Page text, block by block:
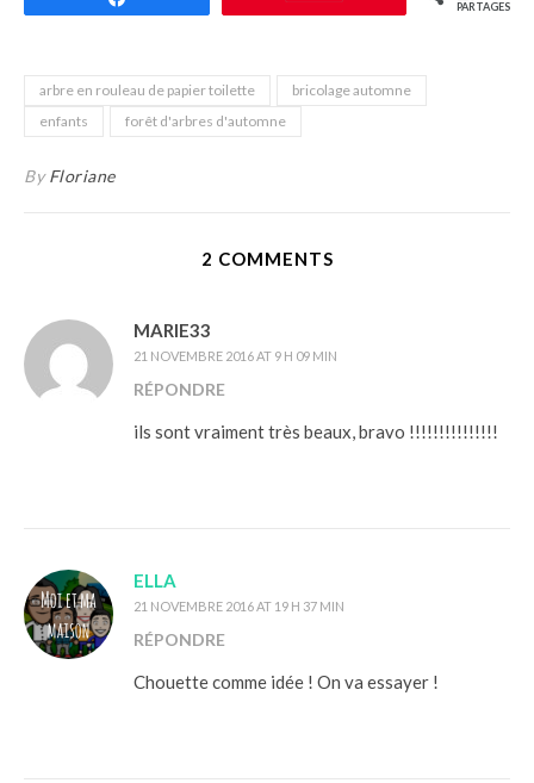
PARTAGES
arbre en rouleau de papier toilette
bricolage automne
enfants
forêt d'arbres d'automne
ByFloriane
2 COMMENTS
MARIE33
21 NOVEMBRE 2016 AT 9 H 09 MIN
RÉPONDRE
ils sont vraiment très beaux, bravo !!!!!!!!!!!!!!!
ELLA
21 NOVEMBRE 2016 AT 19 H 37 MIN
RÉPONDRE
Chouette comme idée ! On va essayer !